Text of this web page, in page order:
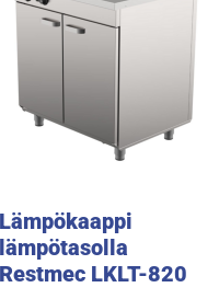
Lämpökaappi
lämpötasolla
Restmec LKLT-820